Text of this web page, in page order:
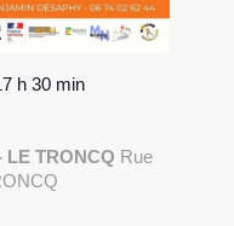
h 30 min
LE TRONCQ Rue